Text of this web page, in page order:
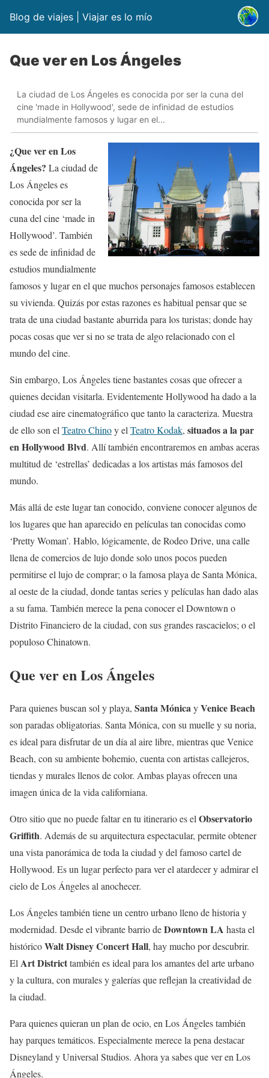
Blog de viajes | Viajar es lo mío
Que ver en Los Ángeles
La ciudad de Los Ángeles es conocida por ser la cuna del
cine 'made in Hollywood', sede de infinidad de estudios
mundialmente famosos y lugar en el...
¿Que ver en Los
Ángeles? La ciudad de
Los Ángeles es
conocida por ser la
cuna del cine ‘made in
Hollywood’. También
es sede de infinidad de
estudios mundialmente
famosos y lugar en el que muchos personajes famosos establecen
su vivienda. Quizás por estas razones es habitual pensar que se
trata de una ciudad bastante aburrida para los turistas; donde hay
pocas cosas que ver si no se trata de algo relacionado con el
mundo del cine.
Sin embargo, Los Ángeles tiene bastantes cosas que ofrecer a
quienes decidan visitarla. Evidentemente Hollywood ha dado a la
ciudad ese aire cinematográfico que tanto la caracteriza. Muestra
de ello son el Teatro Chinoy el Teatro Kodak, situados a la par
en Hollywood Blvd. Allí también encontraremos en ambas aceras
multitud de ‘estrellas’ dedicadas a los artistas más famosos del
mundo.
Más allá de este lugar tan conocido, conviene conocer algunos de
los lugares que han aparecido en películas tan conocidas como
‘Pretty Woman’. Hablo, lógicamente, de Rodeo Drive, una calle
llena de comercios de lujo donde solo unos pocos pueden
permitirse el lujo de comprar; o la famosa playa de Santa Mónica,
al oeste de la ciudad, donde tantas series y películas han dado alas
a su fama. También merece la pena conocer el Downtown o
Distrito Financiero de la ciudad, con sus grandes rascacielos; o el
populoso Chinatown.
Que ver en Los Ángeles
Para quienes buscan sol y playa, Santa Mónica yVenice Beach
son paradas obligatorias. Santa Mónica, con su muelle y su noria,
es ideal para disfrutar de un día al aire libre, mientras que Venice
Beach, con su ambiente bohemio, cuenta con artistas callejeros,
tiendas y murales llenos de color. Ambas playas ofrecen una
imagen única de la vida californiana.
Otro sitio que no puede faltar en tu itinerario es el Observatorio
Griffith. Además de su arquitectura espectacular, permite obtener
una vista panorámica de toda la ciudad y del famoso cartel de
Hollywood. Es un lugar perfecto para ver el atardecer y admirar el
cielo de Los Ángeles al anochecer.
Los Ángeles también tiene un centro urbano lleno de historia y
modernidad. Desde el vibrante barrio deDowntown LA hasta el
históricoWalt Disney Concert Hall, hay mucho por descubrir.
El Art Districttambién es ideal para los amantes del arte urbano
y la cultura, con murales y galerías que reflejan la creatividad de
la ciudad.
Para quienes quieran un plan de ocio, en Los Ángeles también
hay parques temáticos. Especialmente merece la pena destacar
Disneyland y Universal Studios. Ahora ya sabes que ver en Los
Ángeles.